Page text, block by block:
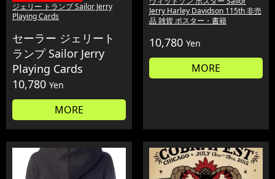
ジェリー トランプ Sailor Jerry
Playing Cards
セーラー ジェリート
ランプ Sailor Jerry
Playing Cards
10,780 Yen
MORE
Jerry Harley Davidson 115th 非売
品 雑貨 ポスター・書籍
10,780 Yen
MORE